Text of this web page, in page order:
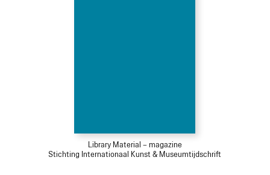
Library Material – magazine
Stichting Internationaal Kunst & Museumtijdschrift